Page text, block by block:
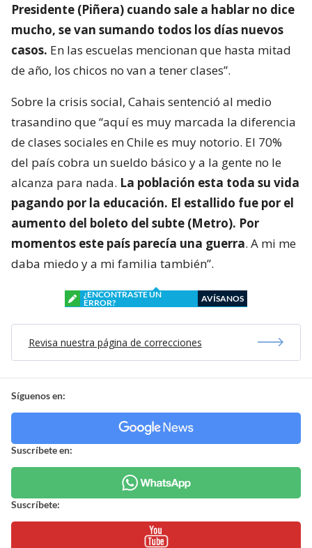
Presidente (Piñera) cuando sale a hablar no dice
mucho, se van sumando todos los días nuevos
casos. En las escuelas mencionan que hasta mitad
de año, los chicos no van a tener clases”.
Sobre la crisis social, Cahais sentenció al medio
trasandino que “aquí es muy marcada la diferencia
de clases sociales en Chile es muy notorio. El 70%
del país cobra un sueldo básico y a la gente no le
alcanza para nada. La población esta toda su vida
pagando por la educación. El estallido fue por el
aumento del boleto del subte (Metro). Por
momentos este país parecía una guerra. A mi me
daba miedo y a mi familia también”.
¿ENCONTRASTE UN
ERROR?
AVÍSANOS
Revisa nuestra página de correcciones
Síguenos en:
Suscríbete en:
Suscríbete: